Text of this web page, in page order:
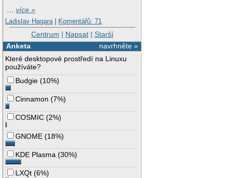
…více »
Ladislav Hagara | Komentářů: 71
Centrum | Napsat| Starší
navrhněte »
Anketa
Které desktopové prostředí na Linuxu
používáte?
Budgie (10%)
Cinnamon (7%)
COSMIC (2%)
GNOME (18%)
KDE Plasma (30%)
LXQt (6%)